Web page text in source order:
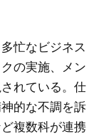
忙なビジネス
の実施、メン
れている。仕
的な不調を訴
複数科が連携